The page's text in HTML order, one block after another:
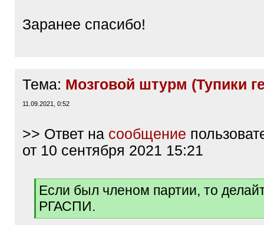
Заранее спасибо!
Тема: Мозговой штурм (Тупики
11.09.2021, 0:52
>> Ответ на сообщение
от 10 сентября 2021 15:21
[
q
Если был членом партии, то
РГАСПИ.
[